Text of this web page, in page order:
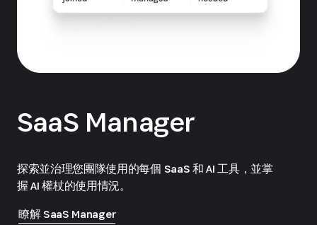
SaaS Manager
探索並治理您團隊使用的每個 SaaS 和 AI 工具，並掌
握 AI 權杖的使用情況。
瞭解 SaaS Manager